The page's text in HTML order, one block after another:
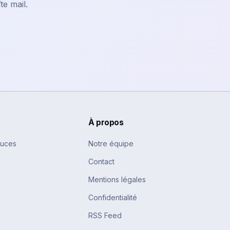
mail.
À propos
Notre équipe
Contact
Mentions légales
Confidentialité
RSS Feed